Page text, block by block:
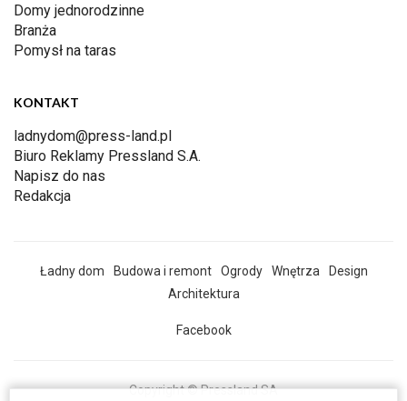
Domy jednorodzinne
Branża
Pomysł na taras
KONTAKT
ladnydom@press-land.pl
Biuro Reklamy Pressland S.A.
Napisz do nas
Redakcja
Ładny dom Budowa i remont Ogrody Wnętrza
Design
Architektura
Facebook
Copyright © Pressland SA